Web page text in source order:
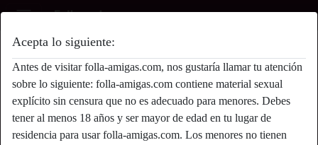
Acepta lo siguiente:
Antes de visitar folla-amigas.com, nos gustaría llamar tu atención
sobre lo siguiente: folla-amigas.com contiene material sexual
explícito sin censura que no es adecuado para menores. Debes
tener al menos 18 años y ser mayor de edad en tu lugar de
residencia para usar folla-amigas.com. Los menores no tienen
Papito's perfil